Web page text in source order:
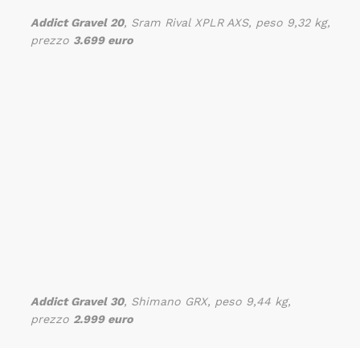
Addict Gravel 20, Sram Rival XPLR AXS, peso 9,32 kg,
prezzo 3.699 euro
Addict Gravel 30, Shimano GRX, peso 9,44 kg,
prezzo 2.999 euro